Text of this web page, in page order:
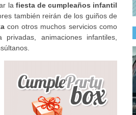
la fiesta de cumpleaños infantil
también reirán de los guiños de
con otros muchos servicios como
animaciones infantiles,